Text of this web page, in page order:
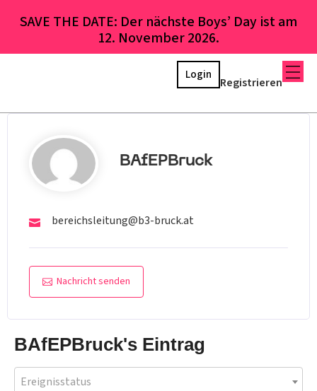
SAVE THE DATE: Der nächste Boys’ Day ist am
12. November 2026.
Registrieren
Login
BAfEPBruck
bereichsleitung@b3-bruck.at
Nachricht senden
BAfEPBruck's Eintrag
Ereignisstatus